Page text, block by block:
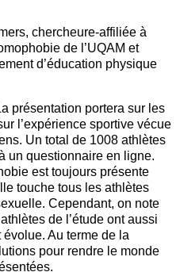
chercheure-affiliée à
de l’UQAM et
d’éducation physique
présentation portera sur les
l’expérience sportive vécue
Un total de 1008 athlètes
un questionnaire en ligne.
est toujours présente
touche tous les athlètes
Cependant, on note
de l’étude ont aussi
Au terme de la
pour rendre le monde